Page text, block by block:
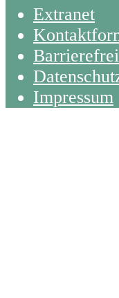
Extranet
Impressum